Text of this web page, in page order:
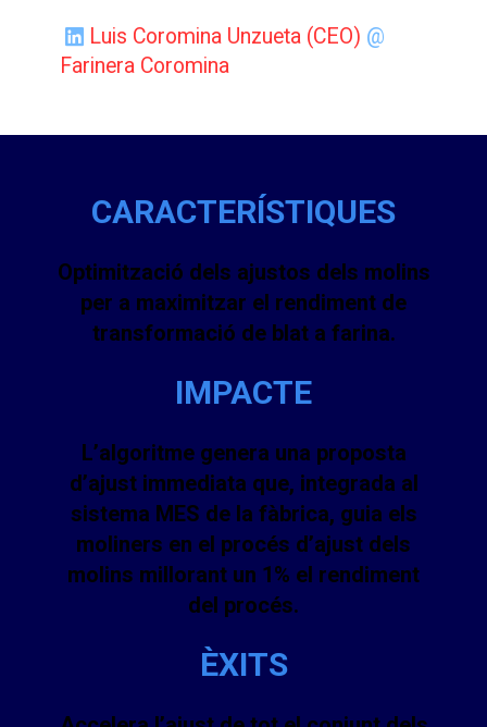
Luis Coromina Unzueta (CEO) @
Farinera Coromina
CARACTERÍSTIQUES
Optimització dels ajustos dels molins
per a maximitzar el rendiment de
transformació de blat a farina.
IMPACTE
L’algoritme genera una proposta
d’ajust immediata que, integrada al
sistema MES de la fàbrica, guia els
moliners en el procés d’ajust dels
molins millorant un 1% el rendiment
del procés.
ÈXITS